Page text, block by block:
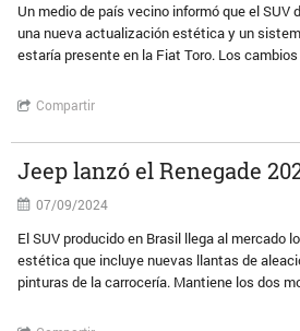
Un medio de país vecino informó que el SUV
una nueva actualización estética y un
estaría presente en la Fiat Toro. Los
Compartir
Jeep lanzó el Renegade
07/09/2024
El SUV producido en Brasil llega al mercado
estética que incluye nuevas llantas de
pinturas de la carrocería. Mantiene los dos